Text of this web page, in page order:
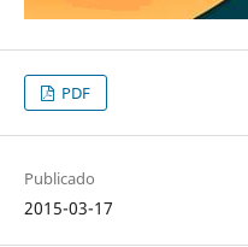
PDF
Publicado
2015-03-17